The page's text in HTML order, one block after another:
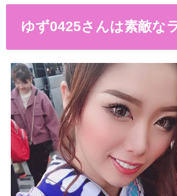
ゆず0425さんは素敵な